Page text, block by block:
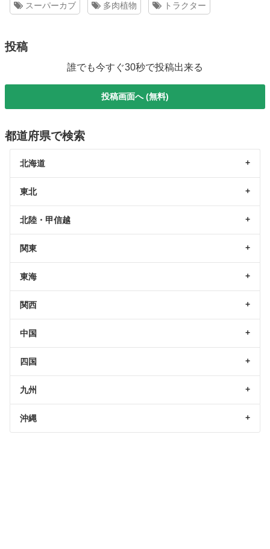
スーパーカブ 多肉植物 トラクター
投稿
誰でも今すぐ30秒で投稿出来る
投稿画面へ (無料)
都道府県で検索
北海道
東北
北陸・甲信越
関東
東海
関西
中国
四国
九州
沖縄